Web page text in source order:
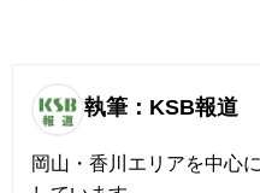
執筆：KSB報道
岡山・香川エリアを中心